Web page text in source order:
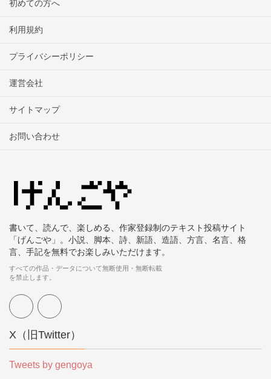
初めての方へ
利用規約
プライバシーポリシー
運営会社
サイトマップ
お問い合わせ
書いて、読んで、楽しめる、作家登録制のテキスト投稿サイト
「げんごや」。小説、脚本、詩、新語、造語、方言、名言、格
言、手記を無料でお楽しみいただけます。
すべての作品・データについて無断使用・無断転載
を禁止します。
X（旧Twitter）
Tweets by gengoya